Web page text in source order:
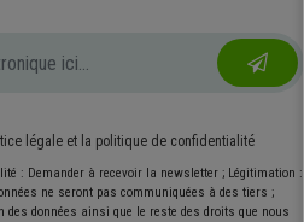
légale et la politique de confidentialité
: Demander à recevoir la newsletter ; Légitimation :
ne seront pas communiquées à des tiers ;
données ainsi que le reste des droits que nous